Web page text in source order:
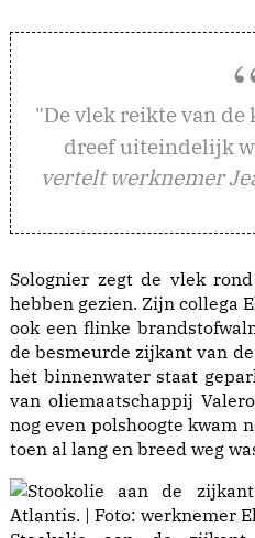
"De vlek reikte van
dreef uiteindelijk
vertelt werknemer
Solognier zegt de vlek
hebben gezien. Zijn collega
ook een flinke
de besmeurde zijkant van
het binnenwater staat
van oliemaatschappij
nog even polshoogte kwam
toen al lang en breed weg